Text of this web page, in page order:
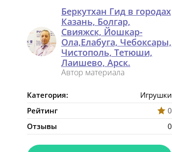
Беркутхан Гид в городах
Казань, Болгар,
Свияжск, Йошкар-
Ола,Елабуга, Чебоксары,
Чистополь, Тетюши,
Лаишево, Арск.
Автор материала
Категория:
Игрушки
Рейтинг
0
Отзывы
0